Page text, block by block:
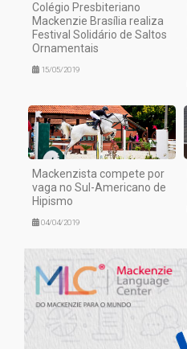
Colégio Presbiteriano
Mackenzie Brasília realiza
Festival Solidário de Saltos
Ornamentais
15/05/2019
Mackenzista compete por
vaga no Sul-Americano de
Hipismo
04/04/2019